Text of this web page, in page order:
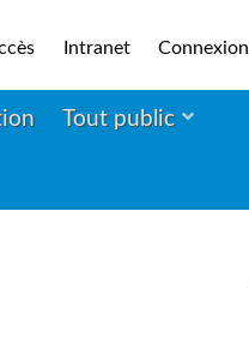
Intranet Connexion
Tout public